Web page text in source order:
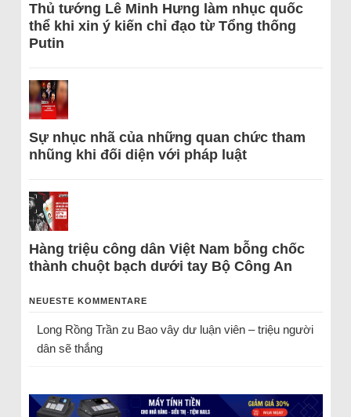
Thủ tướng Lê Minh Hưng làm nhục quốc
thể khi xin ý kiến chỉ đạo từ Tổng thống
Putin
Sự nhục nhã của những quan chức tham
nhũng khi đối diện với pháp luật
Hàng triệu công dân Việt Nam bỗng chốc
thành chuột bạch dưới tay Bộ Công An
NEUESTE KOMMENTARE
Long Rồng Trầnzu Bao vây dư luận viên – triệu người
dân sẽ thắng